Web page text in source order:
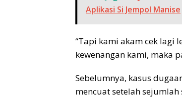
Aplikasi Si Jempol Manise
“Tapi kami akam cek lagi
kewenangan kami, maka
Sebelumnya, kasus
mencuat setelah